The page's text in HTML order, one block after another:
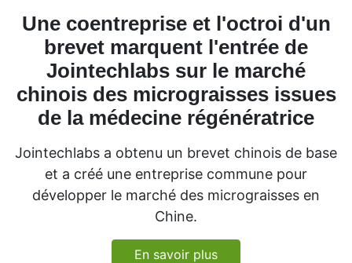
Une coentreprise et l'octroi d'un
brevet marquent l'entrée de
Jointechlabs sur le marché
chinois des micrograisses issues
de la médecine régénératrice
Jointechlabs a obtenu un brevet chinois de base
et a créé une entreprise commune pour
développer le marché des micrograisses en
Chine.
En savoir plus